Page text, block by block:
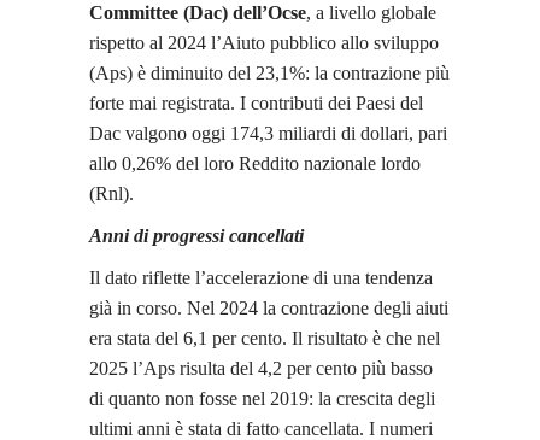
Committee (Dac) dell’Ocse, a livello globale
rispetto al 2024 l’Aiuto pubblico allo sviluppo
(Aps) è diminuito del 23,1%: la contrazione più
forte mai registrata. I contributi dei Paesi del
Dac valgono oggi 174,3 miliardi di dollari, pari
allo 0,26% del loro Reddito nazionale lordo
(Rnl).
Anni di progressi cancellati
Il dato riflette l’accelerazione di una tendenza
già in corso. Nel 2024 la contrazione degli aiuti
era stata del 6,1 per cento. Il risultato è che nel
2025 l’Aps risulta del 4,2 per cento più basso
di quanto non fosse nel 2019: la crescita degli
ultimi anni è stata di fatto cancellata. I numeri